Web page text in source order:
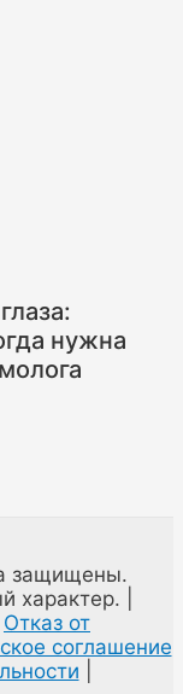
нужна
защищены.
характер. |
Отказ от
соглашение